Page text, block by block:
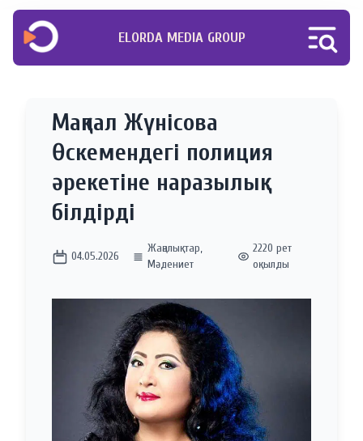
ELORDA MEDIA GROUP
Мақпал Жүнісова
Өскемендегі полиция
әрекетіне наразылық
білдірді
04.05.2026
Жаңалықтар,
Мәдениет
2220 рет
оқылды